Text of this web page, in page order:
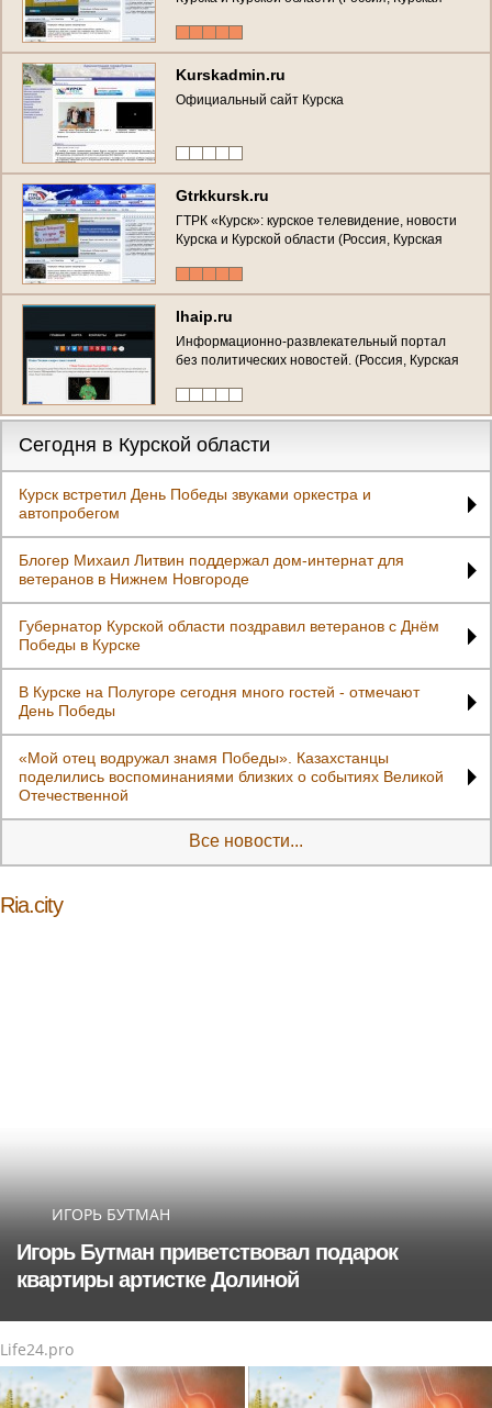
Kurskadmin.ru
Официальный сайт Курска
Gtrkkursk.ru
ГТРК «Курск»: курское телевидение, новости
Курска и Курской области (Россия, Курская
Ihaip.ru
Информационно-развлекательный портал
без политических новостей. (Россия, Курская
Сегодня в Курской области
Курск встретил День Победы звуками оркестра и
автопробегом
Блогер Михаил Литвин поддержал дом-интернат для
ветеранов в Нижнем Новгороде
Губернатор Курской области поздравил ветеранов с Днём
Победы в Курске
В Курске на Полугоре сегодня много гостей - отмечают
День Победы
«Мой отец водружал знамя Победы». Казахстанцы
поделились воспоминаниями близких о событиях Великой
Отечественной
Все новости...
Ria.city
ИГОРЬ БУТМАН
Игорь Бутман приветствовал подарок
квартиры артистке Долиной
Life24.pro